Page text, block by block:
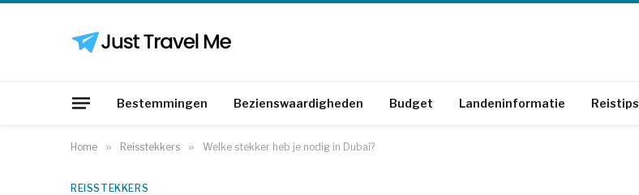
Bestemmingen Bezienswaardigheden Budget Landeninformatie Reistips
Home » Reisstekkers » Welke stekker heb je nodig in Dubai?
REISSTEKKERS